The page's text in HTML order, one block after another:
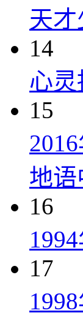
天才
14
心灵
15
地语
16
17